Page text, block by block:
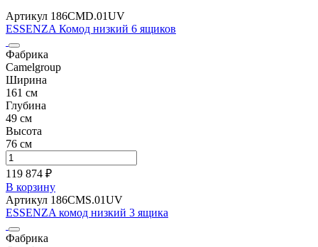
Артикул 186CMD.01UV
ESSENZA Комод низкий 6 ящиков
Фабрика
Camelgroup
Ширина
161 см
Глубина
49 см
Высота
76 см
119 874 ₽
В корзину
Артикул 186CMS.01UV
ESSENZA комод низкий 3 ящика
Фабрика